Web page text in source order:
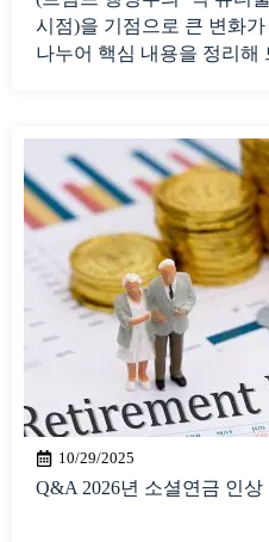
시점)을 기점으로 큰 변화
나누어 핵심 내용을 정리해
10/29/2025
Q&A 2026년 소셜연금 인